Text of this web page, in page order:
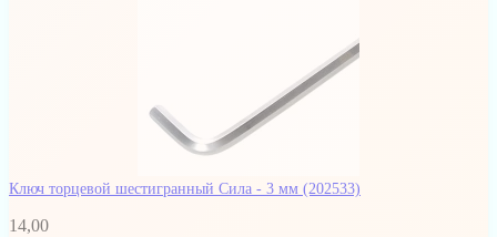
Ключ торцевой шестигранный Сила - 3 мм (202533)
14,00